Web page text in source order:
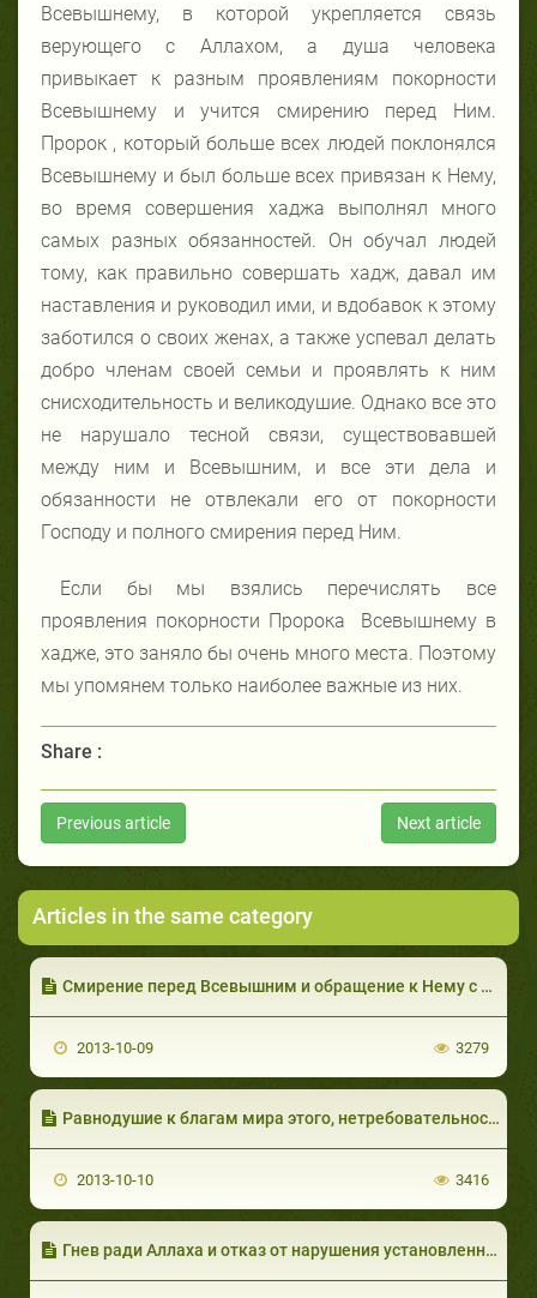
Всевышнему, в которой укрепляется связь
верующего с Аллахом, а душа человека
привыкает к разным проявлениям покорности
Всевышнему и учится смирению перед Ним.
Пророк , который больше всех людей поклонялся
Всевышнему и был больше всех привязан к Нему,
во время совершения хаджа выполнял много
самых разных обязанностей. Он обучал людей
тому, как правильно совершать хадж, давал им
наставления и руководил ими, и вдобавок к этому
заботился о своих женах, а также успевал делать
добро членам своей семьи и проявлять к ним
снисходительность и великодушие. Однако все это
не нарушало тесной связи, существовавшей
между ним и Всевышним, и все эти дела и
обязанности не отвлекали его от покорности
Господу и полного смирения перед Ним.
Если бы мы взялись перечислять все
проявления покорности Пророка Всевышнему в
хадже, это заняло бы очень много места. Поэтому
мы упомянем только наиболее важные из них.
Share :
Previous article Next article
Articles in the same category
Смирение перед Всевышним и обращение к Нему с мольбами
2013-10-09 3279
Равнодушие к благам мира этого, нетребовательность и воздержанность
2013-10-10 3416
Гнев ради Аллаха и отказ от нарушения установленных Им границ